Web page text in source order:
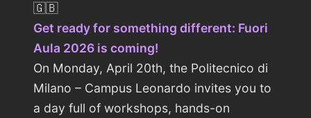
🇬🇧
Get ready for something different: Fuori
Aula 2026 is coming!
On Monday, April 20th, the Politecnico di
Milano – Campus Leonardo invites you to
a day full of workshops, hands-on